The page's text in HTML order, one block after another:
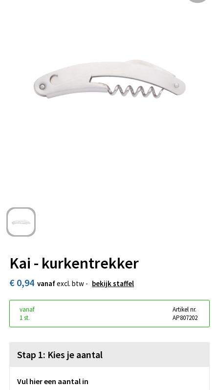
Oog- en gelaatsbescherming
Kai - kurkentrekker
€ 0,94 vanafexcl. btw - bekijk staffel
vanaf
1 st.
Artikel nr.
AP807202
Stap 1: Kies je aantal
Vul hier een aantal in